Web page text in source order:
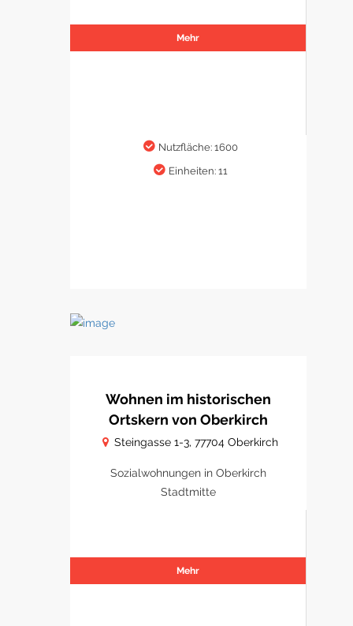
Mehr
Nutzfläche: 1600
Einheiten: 11
Wohnen im historischen
Ortskern von Oberkirch
Steingasse 1-3, 77704 Oberkirch
Sozialwohnungen in Oberkirch
Stadtmitte
Mehr